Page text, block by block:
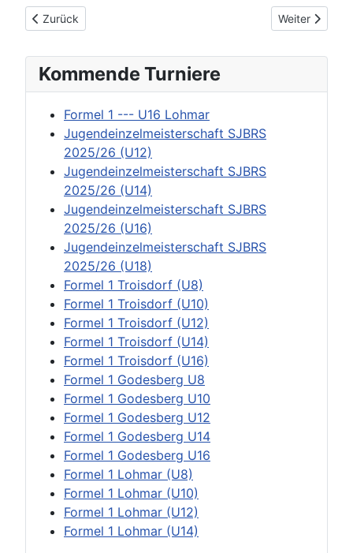
Vorheriger Beitrag: Jahresübersicht 2024 --- U13
Zurück Nächster
Weiter
Kommende Turniere
Formel 1 --- U16 Lohmar
Jugendeinzelmeisterschaft SJBRS
2025/26 (U12)
Jugendeinzelmeisterschaft SJBRS
2025/26 (U14)
Jugendeinzelmeisterschaft SJBRS
2025/26 (U16)
Jugendeinzelmeisterschaft SJBRS
2025/26 (U18)
Formel 1 Troisdorf (U8)
Formel 1 Troisdorf (U10)
Formel 1 Troisdorf (U12)
Formel 1 Troisdorf (U14)
Formel 1 Troisdorf (U16)
Formel 1 Godesberg U8
Formel 1 Godesberg U10
Formel 1 Godesberg U12
Formel 1 Godesberg U14
Formel 1 Godesberg U16
Formel 1 Lohmar (U8)
Formel 1 Lohmar (U10)
Formel 1 Lohmar (U12)
Formel 1 Lohmar (U14)